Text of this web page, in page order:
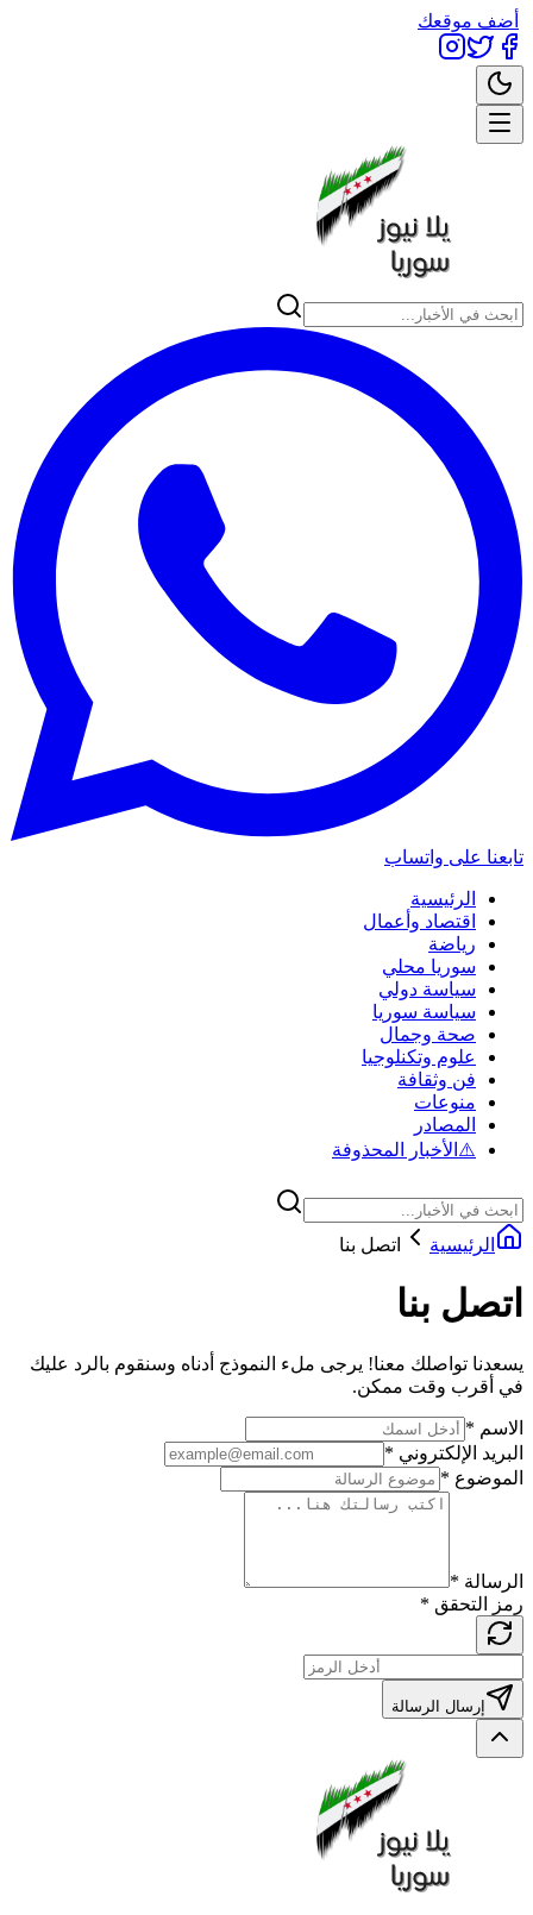
أضف موقعك
تابعنا على واتساب
الرئيسية
اقتصاد وأعمال
رياضة
سوريا محلي
سياسة دولي
سياسة سوريا
صحة وجمال
علوم وتكنلوجيا
فن وثقافة
منوعات
المصادر
⚠️ الأخبار المحذوفة
الرئيسية اتصل بنا
اتصل بنا
يسعدنا تواصلك معنا! يرجى ملء النموذج أدناه وسنقوم بالرد عليك
في أقرب وقت ممكن.
الاسم *
البريد الإلكتروني *
الموضوع *
الرسالة *
رمز التحقق *
إرسال الرسالة